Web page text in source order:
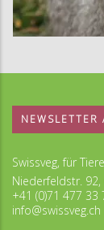
NEWSLETTER
Swissveg, für
Niederfeldstr.
+41 (0)71 477 33
info@swissveg.ch